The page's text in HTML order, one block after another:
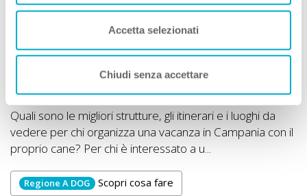
Accetta selezionati
Chiudi senza accettare
Quali sono le migliori strutture, gli itinerari e i luoghi da
vedere per chi organizza una vacanza in Campania con il
proprio cane? Per chi è interessato a u...
Regione A DOG Scopri cosa fare